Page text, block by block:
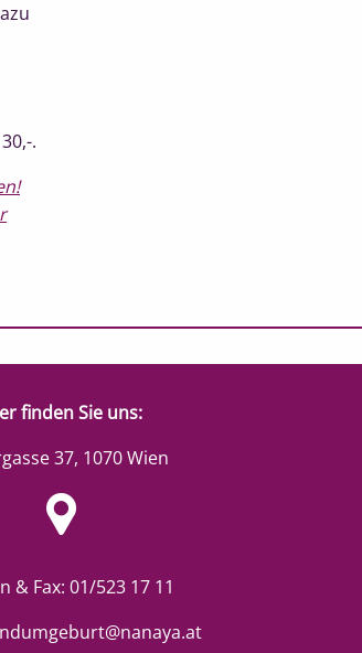
.
finden Sie uns:
37, 1070 Wien
& Fax: 01/523 17 11